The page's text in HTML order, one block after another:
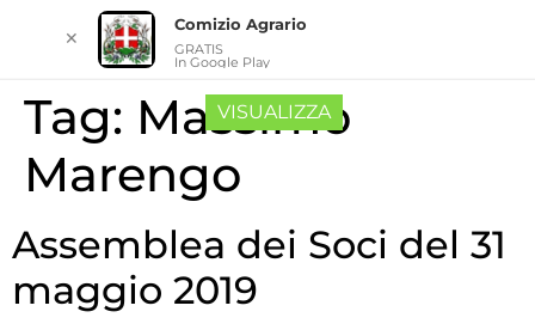
Tag: Massimo
Marengo
Assemblea dei Soci del 31
maggio 2019
✕
Comizio Agrario
GRATIS
In Google Play
VISUALIZZA